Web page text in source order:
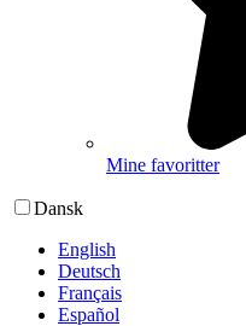
Mine favoritter
Dansk
English
Deutsch
Français
Español